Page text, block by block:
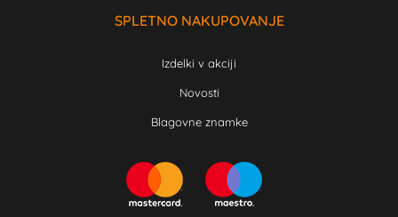
SPLETNO NAKUPOVANJE
Izdelki v akciji
Novosti
Blagovne znamke